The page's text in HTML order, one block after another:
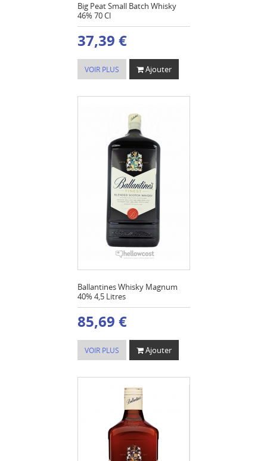
Big Peat Small Batch Whisky
46% 70 Cl
37,39 €
VOIR PLUS Ajouter
Ballantines Whisky Magnum
40% 4,5 Litres
85,69 €
VOIR PLUS Ajouter